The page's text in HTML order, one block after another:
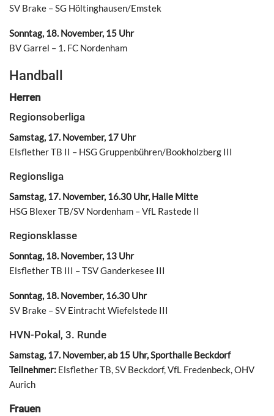
SV Brake – SG Höltinghausen/Emstek
Sonntag, 18. November, 15 Uhr
BV Garrel – 1. FC Nordenham
Handball
Herren
Regionsoberliga
Samstag, 17. November, 17 Uhr
Elsflether TB II – HSG Gruppenbühren/Bookholzberg III
Regionsliga
Samstag, 17. November, 16.30 Uhr, Halle Mitte
HSG Blexer TB/SV Nordenham – VfL Rastede II
Regionsklasse
Sonntag, 18. November, 13 Uhr
Elsflether TB III – TSV Ganderkesee III
Sonntag, 18. November, 16.30 Uhr
SV Brake – SV Eintracht Wiefelstede III
HVN-Pokal, 3. Runde
Samstag, 17. November, ab 15 Uhr, Sporthalle Beckdorf
Teilnehmer: Elsflether TB, SV Beckdorf, VfL Fredenbeck, OHV
Aurich
Frauen